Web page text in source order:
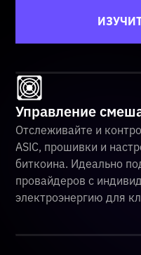
Управление
Отслеживайте и
ASIC, прошивки и
биткоина. Идеально
провайдеров с
электроэнергию для